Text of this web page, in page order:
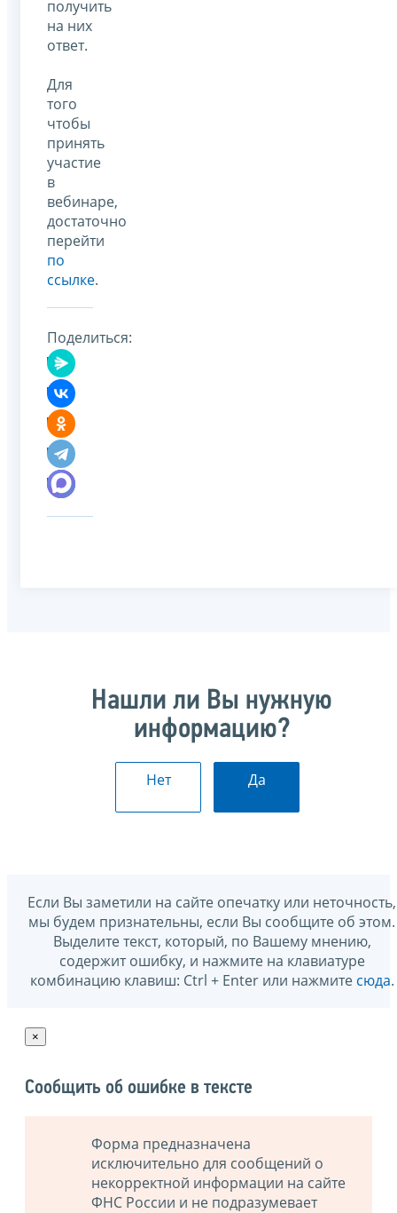
получить
на них
ответ.
Для
того
чтобы
принять
участие
в
вебинаре,
достаточно
перейти
по
ссылке.
Поделиться:
Нашли ли Вы нужную
информацию?
Нет Да
Если Вы заметили на сайте опечатку или неточность,
мы будем признательны, если Вы сообщите об этом.
Выделите текст, который, по Вашему мнению,
содержит ошибку, и нажмите на клавиатуре
комбинацию клавиш: Ctrl + Enter или нажмите сюда.
×
Сообщить об ошибке в тексте
Форма предназначена
исключительно для сообщений о
некорректной информации на сайте
ФНС России и не подразумевает